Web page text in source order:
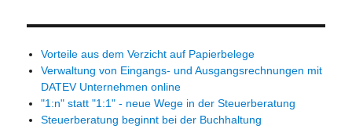
Vorteile aus dem Verzicht auf Papierbelege
Verwaltung von Eingangs- und Ausgangsrechnungen mit
DATEV Unternehmen online
"1:n" statt "1:1" - neue Wege in der Steuerberatung
Steuerberatung beginnt bei der Buchhaltung